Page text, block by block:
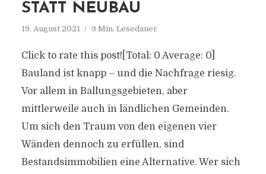
STATT NEUBAU
19. August 2021 3 Min. Lesedauer
Click to rate this post![Total: 0 Average: 0]
Bauland ist knapp – und die Nachfrage riesig.
Vor allem in Ballungsgebieten, aber
mittlerweile auch in ländlichen Gemeinden.
Um sich den Traum von den eigenen vier
Wänden dennoch zu erfüllen, sind
Bestandsimmobilien eine Alternative. Wer sich